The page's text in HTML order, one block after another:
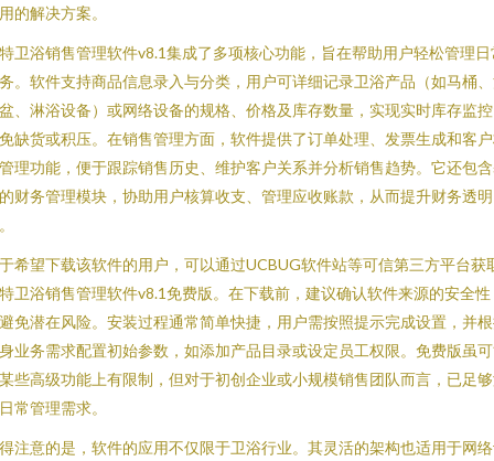
的解决方案。
卫浴销售管理软件v8.1集成了多项核心功能，旨在帮助用户轻松管理日
。软件支持商品信息录入与分类，用户可详细记录卫浴产品（如马桶
、淋浴设备）或网络设备的规格、价格及库存数量，实现实时库存监
缺货或积压。在销售管理方面，软件提供了订单处理、发票生成和客
理功能，便于跟踪销售历史、维护客户关系并分析销售趋势。它还包
财务管理模块，协助用户核算收支、管理应收账款，从而提升财务透明
希望下载该软件的用户，可以通过UCBUG软件站等可信第三方平台获
卫浴销售管理软件v8.1免费版。在下载前，建议确认软件来源的安全性
免潜在风险。安装过程通常简单快捷，用户需按照提示完成设置，并
业务需求配置初始参数，如添加产品目录或设定员工权限。免费版虽
些高级功能上有限制，但对于初创企业或小规模销售团队而言，已足
常管理需求。
注意的是，软件的应用不仅限于卫浴行业。其灵活的架构也适用于网